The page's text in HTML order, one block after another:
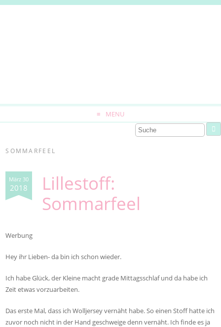
MENU
SOMMARFEEL
März 30
2018
Lillestoff:
Sommarfeel
Werbung
Hey ihr Lieben- da bin ich schon wieder.
Ich habe Glück, der Kleine macht grade Mittagsschlaf und da habe ich
Zeit etwas vorzuarbeiten.
Das erste Mal, dass ich Wolljersey vernäht habe. So einen Stoff hatte ich
zuvor noch nicht in der Hand geschweige denn vernäht. Ich finde es ja